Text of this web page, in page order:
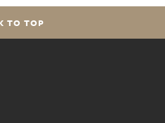
TO TOP